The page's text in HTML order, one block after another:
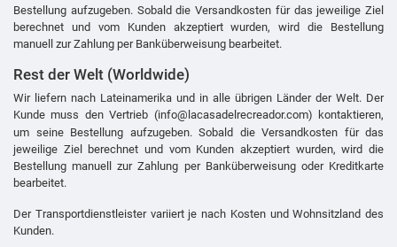
Bestellung aufzugeben. Sobald die Versandkosten für das jeweilige Ziel
berechnet und vom Kunden akzeptiert wurden, wird die Bestellung
manuell zur Zahlung per Banküberweisung bearbeitet.
Rest der Welt (Worldwide)
Wir liefern nach Lateinamerika und in alle übrigen Länder der Welt. Der
Kunde muss den Vertrieb (info@lacasadelrecreador.com) kontaktieren,
um seine Bestellung aufzugeben. Sobald die Versandkosten für das
jeweilige Ziel berechnet und vom Kunden akzeptiert wurden, wird die
Bestellung manuell zur Zahlung per Banküberweisung oder Kreditkarte
bearbeitet.
Der Transportdienstleister variiert je nach Kosten und Wohnsitzland des
Kunden.